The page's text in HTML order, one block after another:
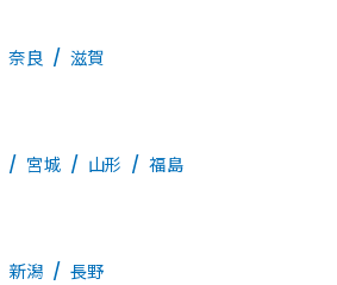
奈良 滋賀
宮城 山形 福島
新潟 長野